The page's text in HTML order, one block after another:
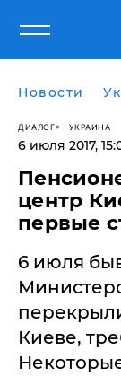
Новости
ДИАЛОГ УКРАИНА
6 июля 2017,
центр
первые
6 июля
Киеве,